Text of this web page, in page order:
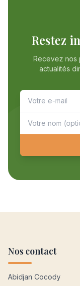
Restez
Recevez nos
actualités
Nos contact
Abidjan Cocody